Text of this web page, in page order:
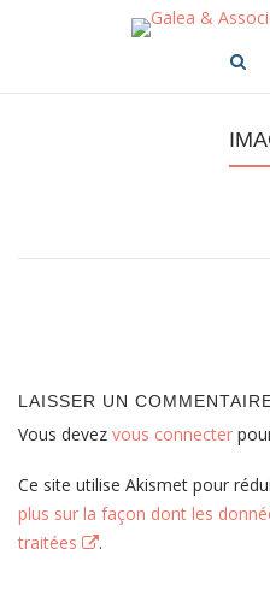
navigation
LAISSER UN
Vous devez vous connecter
Ce site utilise Akismet pour
plus sur la façon dont les
traitées
.